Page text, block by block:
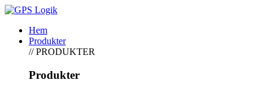
Hem
Produkter
// PRODUKTER
Produkter